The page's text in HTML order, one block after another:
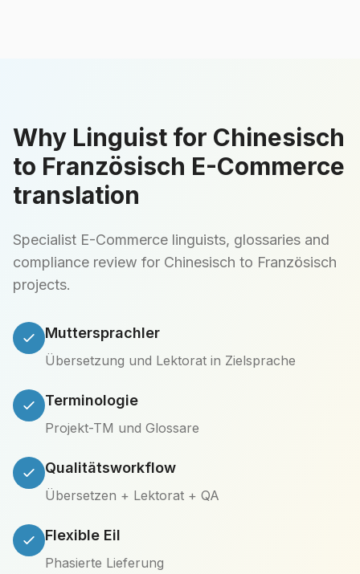
Why Linguist for Chinesisch
to Französisch E-Commerce
translation
Specialist E-Commerce linguists, glossaries and
compliance review for Chinesisch to Französisch
projects.
Muttersprachler
Übersetzung und Lektorat in Zielsprache
Terminologie
Projekt-TM und Glossare
Qualitätsworkflow
Übersetzen + Lektorat + QA
Flexible Eil
Phasierte Lieferung